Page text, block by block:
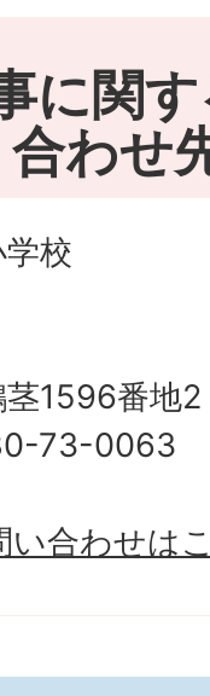
に関
合わせ
校
1596番地2
73-0063
い合わせは